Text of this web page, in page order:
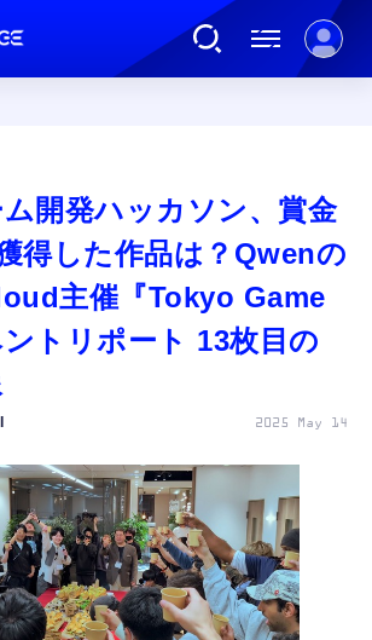
AI
ガジェット
カルチャー
公式ストア
FOLLOW US
開発ハッカソン、賞金
得した作品は？Qwenの
主催『Tokyo Game
トリポート 13枚目の
2025 May 14